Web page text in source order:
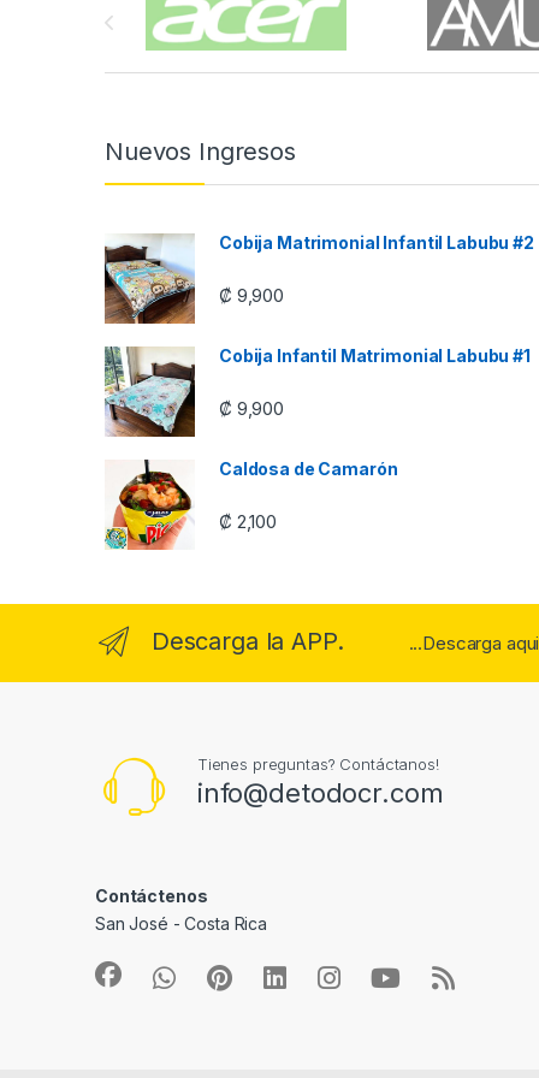
Nuevos Ingresos
Cobija Matrimonial Infantil Labubu #2
₡ 9,900
Cobija Infantil Matrimonial Labubu #1
₡ 9,900
Caldosa de Camarón
₡ 2,100
Descarga la APP. ...Descarga aqui
Tienes preguntas? Contáctanos!
info@detodocr.com
Contáctenos
San José - Costa Rica